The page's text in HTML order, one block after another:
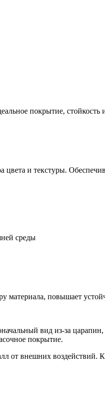
покрытие,
и текстуры.
среды
повышает
вид из-за
покрытие.
от внешних воздействий.